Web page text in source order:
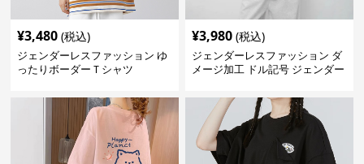
¥3,480 (税込)
ジェンダーレスファッション ゆ
ったりボーダーＴシャツ
¥3,980 (税込)
ジェンダーレスファッション ダ
メージ加工 ドル記号 ジェンダー